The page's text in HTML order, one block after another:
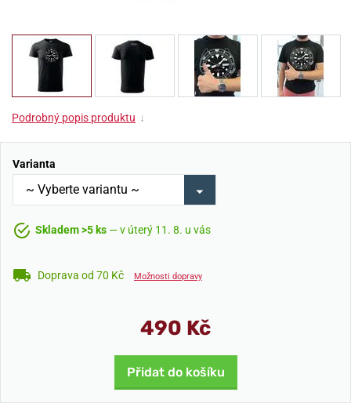
Podrobný popis produktu ↓
Varianta
Skladem >5 ks — v úterý 11. 8. u vás
Doprava od 70 Kč Možnosti dopravy
490 Kč
Přidat do košíku